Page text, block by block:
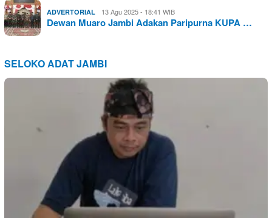
ADVERTORIAL 13 Agu 2025 - 18:41 WIB
Dewan Muaro Jambi Adakan Paripurna KUPA …
SELOKO ADAT JAMBI